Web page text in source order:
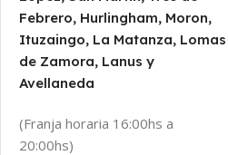
Febrero, Hurlingham, Moron,
Ituzaingo, La Matanza, Lomas
de Zamora, Lanus y
Avellaneda
(Franja horaria 16:00hs a
20:00hs)